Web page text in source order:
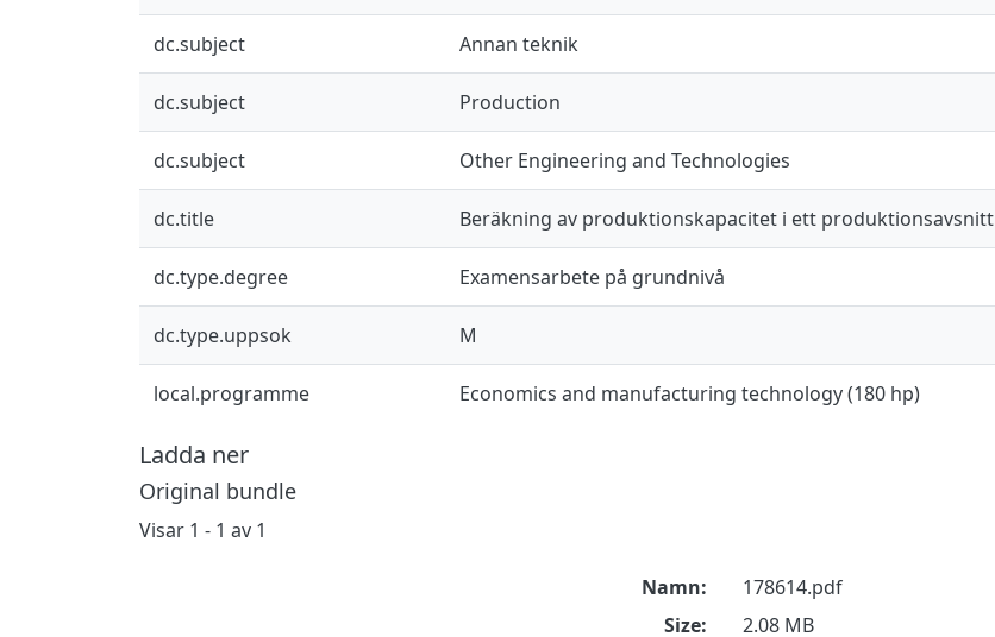
dc.subject Annan teknik
dc.subject Production
dc.subject Other Engineering and Technologies
dc.title Beräkning av produktionskapacitet i ett produktionsavsnitt
dc.type.degree Examensarbete på grundnivå
dc.type.uppsok M
local.programme Economics and manufacturing technology (180 hp)
Ladda ner
Original bundle
Visar 1 - 1 av 1
Namn:
178614.pdf
Size:
2.08 MB